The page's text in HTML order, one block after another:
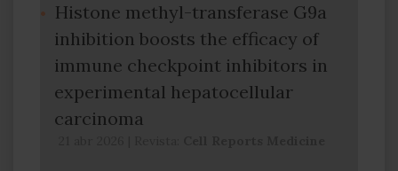
Histone methyl-transferase G9a
inhibition boosts the efficacy of
immune checkpoint inhibitors in
experimental hepatocellular
carcinoma